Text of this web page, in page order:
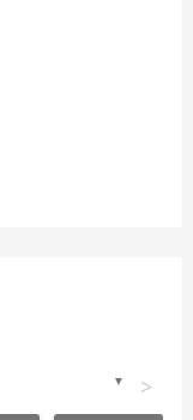
▼ >